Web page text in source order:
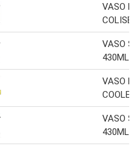
VASO
VASO
430ML
VASO
VASO
430ML